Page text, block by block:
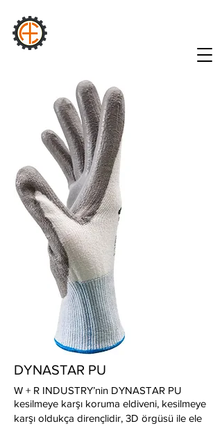
DYNASTAR PU
W + R INDUSTRY’nin DYNASTAR PU
kesilmeye karşı koruma eldiveni, kesilmeye
karşı oldukça dirençlidir, 3D örgüsü ile ele